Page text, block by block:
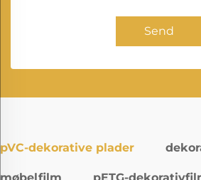
Send
pVC-dekorative plader